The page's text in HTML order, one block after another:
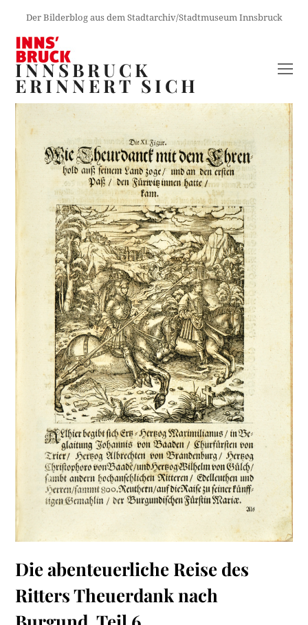
Der Bilderblog aus dem Stadtarchiv/Stadtmuseum Innsbruck
INNSBRUCK
ERINNERT SICH
Die abenteuerliche Reise des
Ritters Theuerdank nach